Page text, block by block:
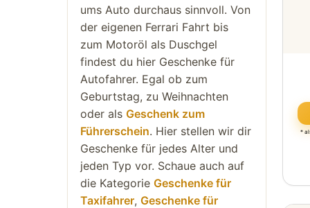
*
ums Auto durchaus sinnvoll. Von
der eigenen Ferrari Fahrt bis
zum Motoröl als Duschgel
findest du hier Geschenke für
Autofahrer. Egal ob zum
Geburtstag, zu Weihnachten
oder als Geschenk zum
Führerschein. Hier stellen wir dir
Geschenke für jedes Alter und
jeden Typ vor. Schaue auch auf
die Kategorie Geschenke für
Taxifahrer, Geschenke für